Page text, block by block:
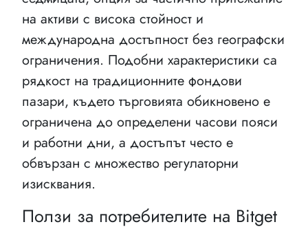
на активи с висока стойност и
международна достъпност без географски
ограничения. Подобни характеристики са
рядкост на традиционните фондови
пазари, където търговията обикновено е
ограничена до определени часови пояси
и работни дни, а достъпът често е
обвързан с множество регулаторни
изисквания.
Ползи за потребителите на Bitget